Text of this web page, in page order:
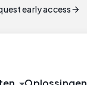
early accessarrow_forward